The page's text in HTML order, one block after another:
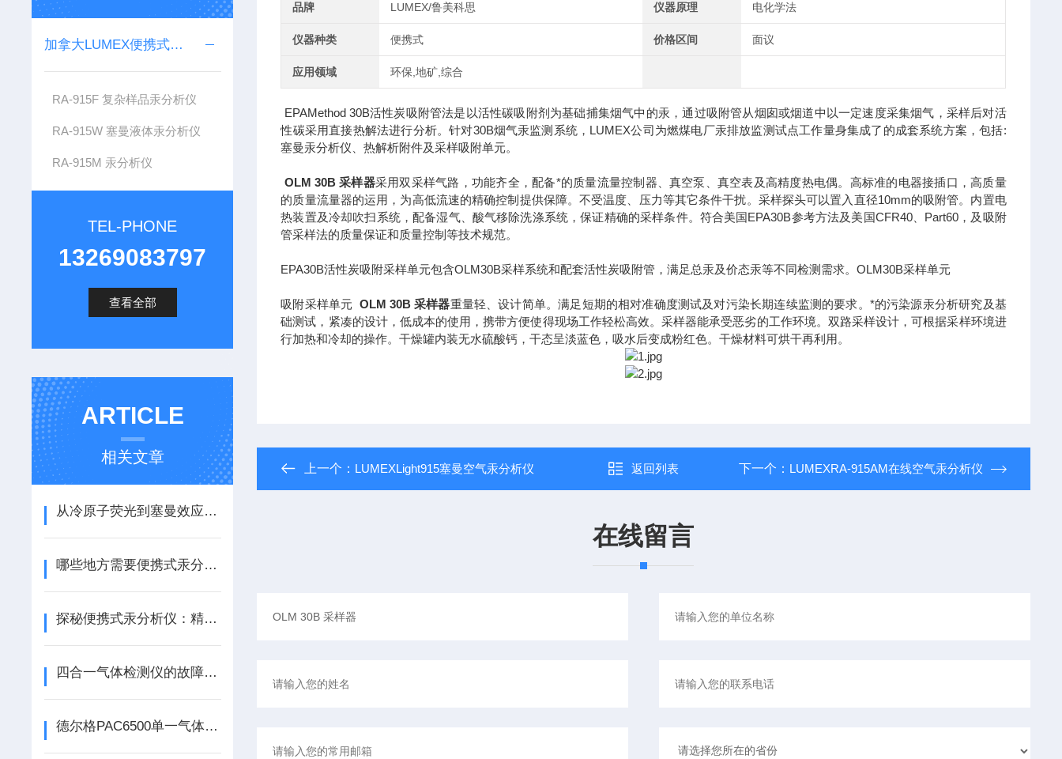
加拿大LUMEX便携式汞分析仪
RA-915F 复杂样品汞分析仪
RA-915W 塞曼液体汞分析仪
RA-915M 汞分析仪
TEL-PHONE
13269083797
查看全部
ARTICLE
相关文章
从冷原子荧光到塞曼效应：便携式汞分析仪核心技术原理与检测精度对比解析
哪些地方需要便携式汞分析仪？
探秘便携式汞分析仪：精准测汞与操作流程详解
四合一气体检测仪的故障检测
德尔格PAC6500单一气体检测仪仪器清洗怎么做
品牌 LUMEX/鲁美科思 仪器原理 电化学法
仪器种类 便携式 价格区间 面议
应用领域 环保,地矿,综合
EPAMethod 30B活性炭吸附管法是以活性碳吸附剂为基础捕集烟气中的汞，通过吸附管从烟囱或烟道中以一定速度采集烟气，采样后对活
性碳采用直接热解法进行分析。针对30B烟气汞监测系统，LUMEX公司为燃煤电厂汞排放监测试点工作量身集成了的成套系统方案，包括:
塞曼汞分析仪、热解析附件及采样吸附单元。
OLM 30B 采样器采用双采样气路，功能齐全，配备*的质量流量控制器、真空泵、真空表及高精度热电偶。高标准的电器接插口，高质量
的质量流量器的运用，为高低流速的精确控制提供保障。不受温度、压力等其它条件干扰。采样探头可以置入直径10mm的吸附管。内置电
热装置及冷却吹扫系统，配备湿气、酸气移除洗涤系统，保证精确的采样条件。符合美国EPA30B参考方法及美国CFR40、Part60，及吸附
管采样法的质量保证和质量控制等技术规范。
EPA30B活性炭吸附采样单元包含OLM30B采样系统和配套活性炭吸附管，满足总汞及价态汞等不同检测需求。OLM30B采样单元
吸附采样单元 OLM 30B 采样器重量轻、设计简单。满足短期的相对准确度测试及对污染长期连续监测的要求。*的污染源汞分析研究及基
础测试，紧凑的设计，低成本的使用，携带方便使得现场工作轻松高效。采样器能承受恶劣的工作环境。双路采样设计，可根据采样环境进
行加热和冷却的操作。干燥罐内装无水硫酸钙，干态呈淡蓝色，吸水后变成粉红色。干燥材料可烘干再利用。
上一个： LUMEXLight915塞曼空气汞分析仪 返回列表 下一个： LUMEXRA-915AM在线空气汞分析仪
在线留言